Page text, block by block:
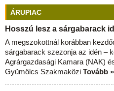
ÁRUPIAC
Hosszú lesz a sárgabarack
A megszokottnál korábban
sárgabarack szezonja az idén –
Agrárgazdasági Kamara (NAK)
Gyümölcs Szakmaközi Tovább »